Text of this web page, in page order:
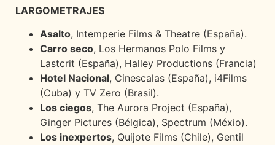
LARGOMETRAJES
Asalto, Intemperie Films & Theatre (España).
Carro seco, Los Hermanos Polo Films y
Lastcrit (España), Halley Productions (Francia)
Hotel Nacional, Cinescalas (España), i4Films
(Cuba) y TV Zero (Brasil).
Los ciegos, The Aurora Project (España),
Ginger Pictures (Bélgica), Spectrum (Méxio).
Los inexpertos, Quijote Films (Chile), Gentil